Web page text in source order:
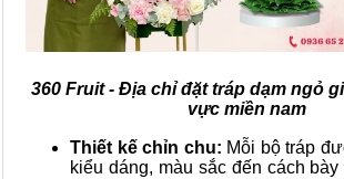
360 Fruit - Địa chỉ đặt tráp dạm ngỏ
vực miền nam
Thiết kế chỉn chu: Mỗi bộ tráp
kiểu dáng, màu sắc đến cách